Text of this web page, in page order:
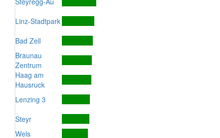
Linz-Stadtpark
Bad Zell
Braunau
Zentrum
Haag am
Hausruck
Lenzing 3
Steyr
Wels